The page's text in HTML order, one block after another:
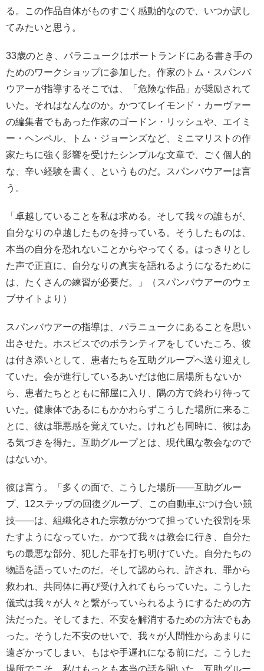
る。この作品自体がものすごく感動的なので、いつか訳し
てみたいと思う。
33歳のとき、パラニュークはポートランドにある書き手の
ためのワークショップに参加した。作家のトム・スパンバ
ウアーが指導するそこでは、「危険な作品」が奨励されて
いた。それはなんなのか。かつてレイモンド・カーヴァー
の編集者でもあった作家のゴードン・リッシュや、エイミ
ー・ヘンペル、トム・ジョーンズなど、ミニマリストの作
家たちに強く影響を受けたシンプルな文章で、ごく個人的
な、辛い経験を書く、というものだ。スパンバウアーは言
う。
「卓越していることを私は求める。そして我々の誰もが、
自分なりの卓越したものを持っている。そうしたものは、
本当の自分を恐れないことからやってくる。はっきりとし
た声で正直に、自分なりの真実を語れるようになるために
は、たくさんの練習が必要だ。」（スパンバウアーのウェ
ブサイトより）
スパンバウアーの指導は、パラニュークにあることを思い
出させた。ホスピスでのボランティアをしていたころ、彼
は付き添いとして、患者たちを互助グループへ送り迎えし
ていた。会が進行しているあいだは他に居場所もないか
ら、患者たちとともに部屋に入り、隅の方で終わり待って
いた。健康体であるにもかかわらずこうした場所に来るこ
とに、彼は罪悪感を覚えていた。けれども同時に、彼はあ
る気づきを得た。互助グループとは、現代風な教会なので
はないか。
彼は言う。「多くの面で、こうした場所――互助グルー
プ、12ステップの回復グループ、この自動車ぶつけ合い競
技――は、組織化された宗教がかつて担っていた役割を果
たすようになっていた。かつて我々は教会に行き、自分た
ちの最悪な部分、犯した罪を打ち明けていた。自分たちの
物語を語っていたのだ。そして認められ、許され、罪から
救われ、共同体に再び受け入れてもらっていた。こうした
儀式は我々が人々と繋がっていられるようにするための方
法だった。そしてまた、不安を解消するための方法でもあ
った。そうした不安のせいで、我々が人間性からあまりに
遠ざかってしまい、もはや手遅れになる前にだ。こうした
場所でこそ、私はもっとも本当の話を聞いた。互助グルー